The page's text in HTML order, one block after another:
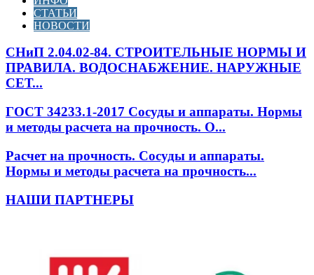
СТАТЬИ
НОВОСТИ
СНиП 2.04.02-84. СТРОИТЕЛЬНЫЕ НОРМЫ И
ПРАВИЛА. ВОДОСНАБЖЕНИЕ. НАРУЖНЫЕ
СЕТ...
ГОСТ 34233.1-2017 Сосуды и аппараты. Нормы
и методы расчета на прочность. О...
Расчет на прочность. Сосуды и аппараты.
Нормы и методы расчета на прочность...
НАШИ ПАРТНЕРЫ